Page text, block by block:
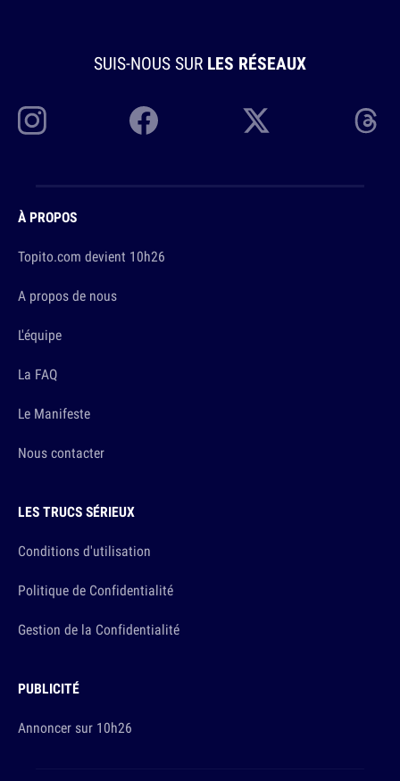
SUIS-NOUS SUR LES RÉSEAUX
À PROPOS
Topito.com devient 10h26
A propos de nous
L'équipe
La FAQ
Le Manifeste
Nous contacter
LES TRUCS SÉRIEUX
Conditions d'utilisation
Politique de Confidentialité
Gestion de la Confidentialité
PUBLICITÉ
Annoncer sur 10h26